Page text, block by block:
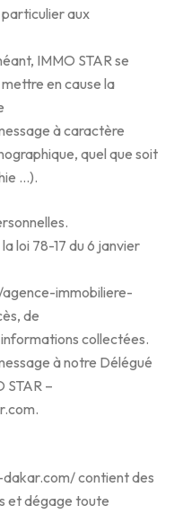
aux
IMMO STAR se
en cause la
à caractère
quel que soit
…).
loi 78-17 du 6 janvier
agence-immobiliere-
de
collectées.
à notre Délégué
STAR –
contient des
et dégage toute